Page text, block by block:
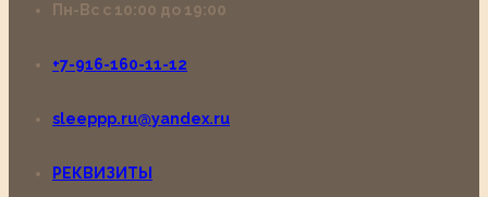
Пн-Вс с 10:00 до 19:00
+7-916-160-11-12
sleeppp.ru@yandex.ru
РЕКВИЗИТЫ